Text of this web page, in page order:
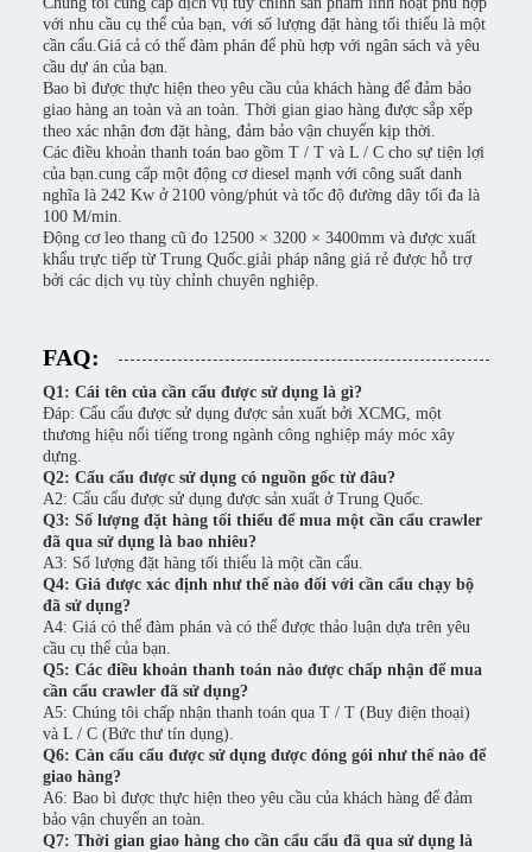
với nhu cầu cụ thể của bạn, với số lượng đặt hàng tối thiểu là một
cần cẩu.Giá cả có thể đàm phán để phù hợp với ngân sách và yêu
cầu dự án của bạn.
Bao bì được thực hiện theo yêu cầu của khách hàng để đảm bảo
giao hàng an toàn và an toàn. Thời gian giao hàng được sắp xếp
theo xác nhận đơn đặt hàng, đảm bảo vận chuyển kịp thời.
Các điều khoản thanh toán bao gồm T / T và L / C cho sự tiện lợi
của bạn.cung cấp một động cơ diesel mạnh với công suất danh
nghĩa là 242 Kw ở 2100 vòng/phút và tốc độ đường dây tối đa là
100 M/min.
Động cơ leo thang cũ đo 12500 × 3200 × 3400mm và được xuất
khẩu trực tiếp từ Trung Quốc.giải pháp nâng giá rẻ được hỗ trợ
bởi các dịch vụ tùy chỉnh chuyên nghiệp.
FAQ:
Q1: Cái tên của cần cẩu được sử dụng là gì?
Đáp: Cẩu cẩu được sử dụng được sản xuất bởi XCMG, một
thương hiệu nổi tiếng trong ngành công nghiệp máy móc xây
dựng.
Q2: Cẩu cẩu được sử dụng có nguồn gốc từ đâu?
A2: Cẩu cẩu được sử dụng được sản xuất ở Trung Quốc.
Q3: Số lượng đặt hàng tối thiểu để mua một cần cẩu crawler
đã qua sử dụng là bao nhiêu?
A3: Số lượng đặt hàng tối thiểu là một cần cẩu.
Q4: Giá được xác định như thế nào đối với cần cẩu chạy bộ
đã sử dụng?
A4: Giá có thể đàm phán và có thể được thảo luận dựa trên yêu
cầu cụ thể của bạn.
Q5: Các điều khoản thanh toán nào được chấp nhận để mua
cần cẩu crawler đã sử dụng?
A5: Chúng tôi chấp nhận thanh toán qua T / T (Buy điện thoại)
và L / C (Bức thư tín dụng).
Q6: Càn cẩu cẩu được sử dụng được đóng gói như thế nào để
giao hàng?
A6: Bao bì được thực hiện theo yêu cầu của khách hàng để đảm
bảo vận chuyển an toàn.
Q7: Thời gian giao hàng cho cần cẩu cẩu đã qua sử dụng là